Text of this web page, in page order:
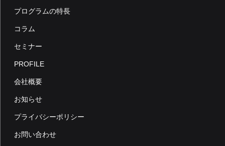
プログラムの特長
コラム
セミナー
PROFILE
会社概要
お知らせ
プライバシーポリシー
お問い合わせ